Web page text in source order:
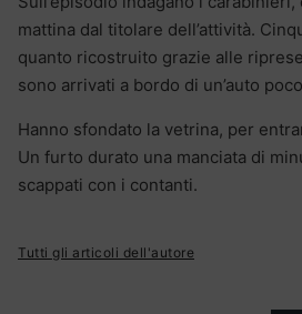
mattina dal titolare dell’attività.
quanto ricostruito grazie alle
sono arrivati a bordo di un’auto
Hanno sfondato la vetrina, per
Un furto durato una manciata di
scappati con i contanti.
Tutti gli articoli dell'autore